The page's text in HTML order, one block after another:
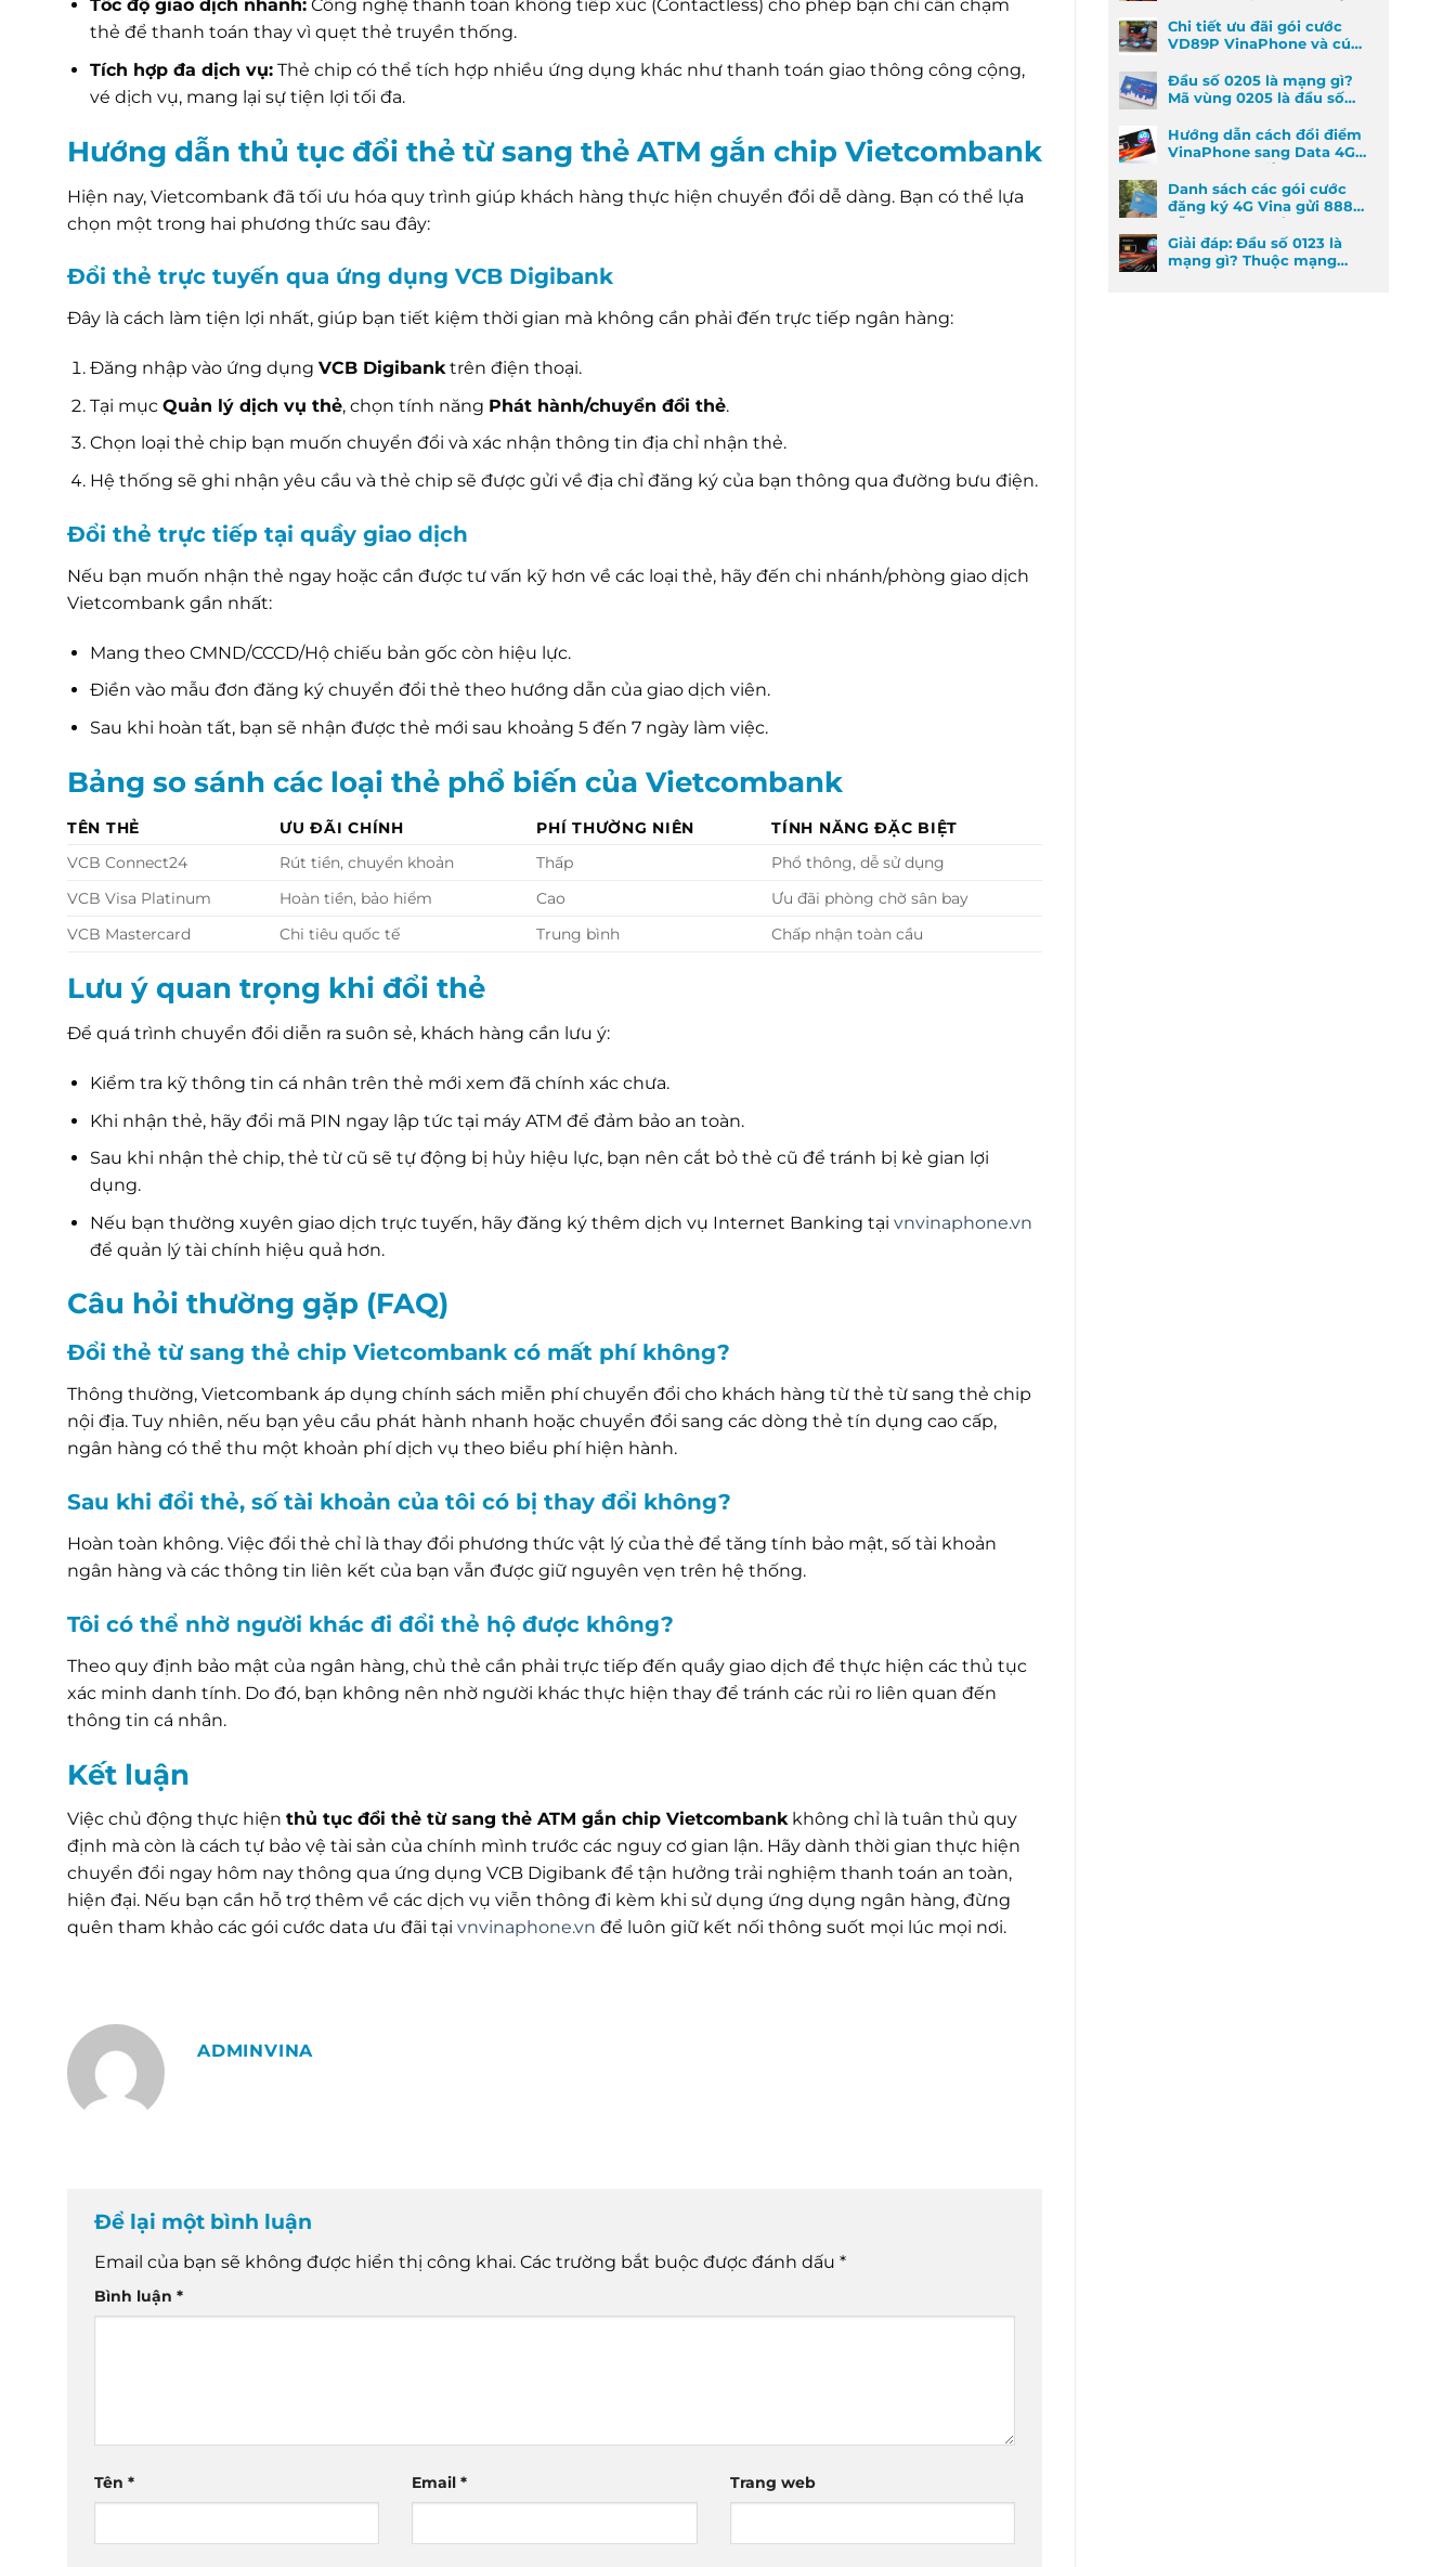
Tốc độ giao dịch nhanh:Công nghệ thanh toán không tiếp xúc (Contactless) cho phép bạn chỉ cần chạm
thẻ để thanh toán thay vì quẹt thẻ truyền thống.
Tích hợp đa dịch vụ:Thẻ chip có thể tích hợp nhiều ứng dụng khác như thanh toán giao thông công cộng,
vé dịch vụ, mang lại sự tiện lợi tối đa.
Hướng dẫn thủ tục đổi thẻ từ sang thẻ ATM gắn chip Vietcombank
Hiện nay, Vietcombank đã tối ưu hóa quy trình giúp khách hàng thực hiện chuyển đổi dễ dàng. Bạn có thể lựa
chọn một trong hai phương thức sau đây:
Đổi thẻ trực tuyến qua ứng dụng VCB Digibank
Đây là cách làm tiện lợi nhất, giúp bạn tiết kiệm thời gian mà không cần phải đến trực tiếp ngân hàng:
Đăng nhập vào ứng dụng VCB Digibanktrên điện thoại.
Tại mục Quản lý dịch vụ thẻ, chọn tính năng Phát hành/chuyển đổi thẻ.
Chọn loại thẻ chip bạn muốn chuyển đổi và xác nhận thông tin địa chỉ nhận thẻ.
Hệ thống sẽ ghi nhận yêu cầu và thẻ chip sẽ được gửi về địa chỉ đăng ký của bạn thông qua đường bưu điện.
Đổi thẻ trực tiếp tại quầy giao dịch
Nếu bạn muốn nhận thẻ ngay hoặc cần được tư vấn kỹ hơn về các loại thẻ, hãy đến chi nhánh/phòng giao dịch
Vietcombank gần nhất:
Mang theo CMND/CCCD/Hộ chiếu bản gốc còn hiệu lực.
Điền vào mẫu đơn đăng ký chuyển đổi thẻ theo hướng dẫn của giao dịch viên.
Sau khi hoàn tất, bạn sẽ nhận được thẻ mới sau khoảng 5 đến 7 ngày làm việc.
Bảng so sánh các loại thẻ phổ biến của Vietcombank
TÊN THẺ ƯU ĐÃI CHÍNH PHÍ THƯỜNG NIÊN
TÍNH NĂNG ĐẶC BIỆT
VCB Connect24
Rút tiền, chuyển khoản Thấp
Phổ thông, dễ sử dụng
VCB Visa Platinum
Hoàn tiền, bảo hiểm Cao
Ưu đãi phòng chờ sân bay
VCB Mastercard
Chi tiêu quốc tế Trung bình Chấp nhận toàn cầu
Lưu ý quan trọng khi đổi thẻ
Để quá trình chuyển đổi diễn ra suôn sẻ, khách hàng cần lưu ý:
Kiểm tra kỹ thông tin cá nhân trên thẻ mới xem đã chính xác chưa.
Khi nhận thẻ, hãy đổi mã PIN ngay lập tức tại máy ATM để đảm bảo an toàn.
Sau khi nhận thẻ chip, thẻ từ cũ sẽ tự động bị hủy hiệu lực, bạn nên cắt bỏ thẻ cũ để tránh bị kẻ gian lợi
dụng.
Nếu bạn thường xuyên giao dịch trực tuyến, hãy đăng ký thêm dịch vụ Internet Banking tại vnvinaphone.vn
để quản lý tài chính hiệu quả hơn.
Câu hỏi thường gặp (FAQ)
Đổi thẻ từ sang thẻ chip Vietcombank có mất phí không?
Thông thường, Vietcombank áp dụng chính sách miễn phí chuyển đổi cho khách hàng từ thẻ từ sang thẻ chip
nội địa. Tuy nhiên, nếu bạn yêu cầu phát hành nhanh hoặc chuyển đổi sang các dòng thẻ tín dụng cao cấp,
ngân hàng có thể thu một khoản phí dịch vụ theo biểu phí hiện hành.
Sau khi đổi thẻ, số tài khoản của tôi có bị thay đổi không?
Hoàn toàn không. Việc đổi thẻ chỉ là thay đổi phương thức vật lý của thẻ để tăng tính bảo mật, số tài khoản
ngân hàng và các thông tin liên kết của bạn vẫn được giữ nguyên vẹn trên hệ thống.
Tôi có thể nhờ người khác đi đổi thẻ hộ được không?
Theo quy định bảo mật của ngân hàng, chủ thẻ cần phải trực tiếp đến quầy giao dịch để thực hiện các thủ tục
xác minh danh tính. Do đó, bạn không nên nhờ người khác thực hiện thay để tránh các rủi ro liên quan đến
thông tin cá nhân.
Kết luận
Việc chủ động thực hiện thủ tục đổi thẻ từ sang thẻ ATM gắn chip Vietcombankkhông chỉ là tuân thủ quy
định mà còn là cách tự bảo vệ tài sản của chính mình trước các nguy cơ gian lận. Hãy dành thời gian thực hiện
chuyển đổi ngay hôm nay thông qua ứng dụng VCB Digibank để tận hưởng trải nghiệm thanh toán an toàn,
hiện đại. Nếu bạn cần hỗ trợ thêm về các dịch vụ viễn thông đi kèm khi sử dụng ứng dụng ngân hàng, đừng
quên tham khảo các gói cước data ưu đãi tại vnvinaphone.vn để luôn giữ kết nối thông suốt mọi lúc mọi nơi.
ADMINVINA
Để lại một bình luận
Email của bạn sẽ không được hiển thị công khai. Các trường bắt buộc được đánh dấu *
Bình luận *
Tên * Email* Trang web
Cách tìm VinaPhone gần
đây
Chi tiết ưu đãi gói cước
VD89P VinaPhone và cú
Đầu số 0205 là mạng gì?
Mã vùng 0205 là đầu số
Hướng dẫn cách đổi điểm
VinaPhone sang Data 4G
cực kỳ đơn giản
Danh sách các gói cước
đăng ký 4G Vina gửi 888
dễ đăng ký nhất
Giải đáp: Đầu số 0123 là
mạng gì? Thuộc mạng